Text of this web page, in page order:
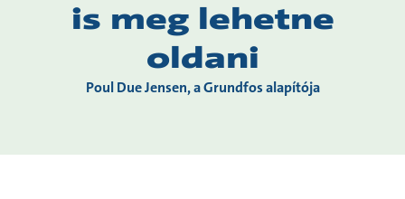
is meg lehetne
oldani
Poul Due Jensen, a Grundfos alapítója